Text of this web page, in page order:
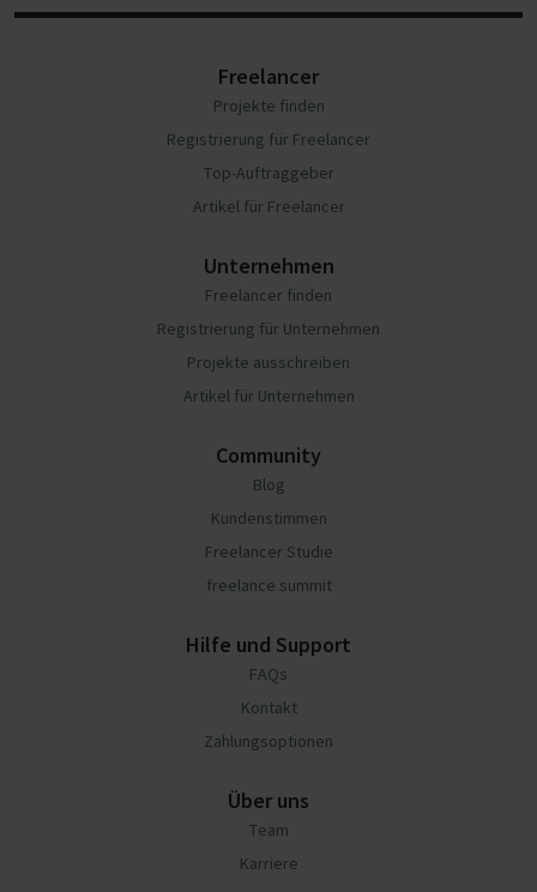
Freelancer
Projekte finden
Registrierung für Freelancer
Top-Auftraggeber
Artikel für Freelancer
Unternehmen
Freelancer finden
Registrierung für Unternehmen
Projekte ausschreiben
Artikel für Unternehmen
Community
Blog
Kundenstimmen
Freelancer Studie
freelance summit
Hilfe und Support
FAQs
Kontakt
Zahlungsoptionen
Über uns
Team
Karriere